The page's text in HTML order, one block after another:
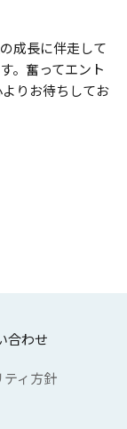
成長に伴走して
。奮ってエント
りお待ちしてお
合わせ
ィ方針